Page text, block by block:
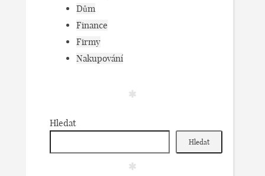
Dům
Finance
Firmy
Nakupování
Hledat
Hledat